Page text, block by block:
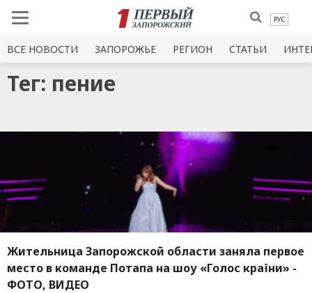
РУС
ВСЕ НОВОСТИ ЗАПОРОЖЬЕ РЕГИОН СТАТЬИ
Тег: пение
Жительница Запорожской области заняла первое
место в команде Потапа на шоу «Голос країни» -
ФОТО, ВИДЕО